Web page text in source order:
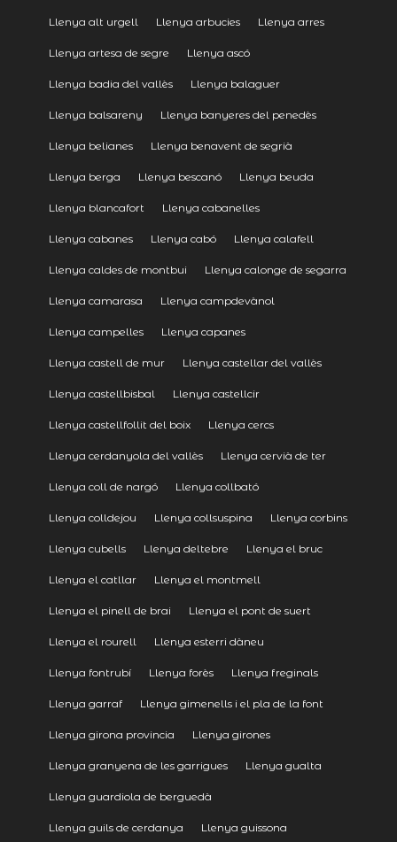
Llenya alt urgell Llenya arbucies Llenya arres
Llenya artesa de segre Llenya ascó
Llenya badia del vallès Llenya balaguer
Llenya balsareny Llenya banyeres del penedès
Llenya belianes Llenya benavent de segrià
Llenya berga Llenya bescanó Llenya beuda
Llenya blancafort Llenya cabanelles
Llenya cabanes Llenya cabó Llenya calafell
Llenya caldes de montbui Llenya calonge de segarra
Llenya camarasa Llenya campdevànol
Llenya campelles Llenya capanes
Llenya castell de mur Llenya castellar del vallès
Llenya castellbisbal Llenya castellcir
Llenya castellfollit del boix Llenya cercs
Llenya cerdanyola del vallès Llenya cervià de ter
Llenya coll de nargó Llenya collbató
Llenya colldejou Llenya collsuspina Llenya corbins
Llenya cubells Llenya deltebre Llenya el bruc
Llenya el catllar Llenya el montmell
Llenya el pinell de brai Llenya el pont de suert
Llenya el rourell Llenya esterri dàneu
Llenya fontrubí Llenya forès Llenya freginals
Llenya garraf Llenya gimenells i el pla de la font
Llenya girona provincia Llenya girones
Llenya granyena de les garrigues Llenya gualta
Llenya guardiola de berguedà
Llenya guils de cerdanya Llenya guissona